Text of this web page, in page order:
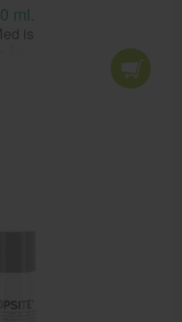
ml.
is
spray wordt
te reinigen en om
zijn met infectie